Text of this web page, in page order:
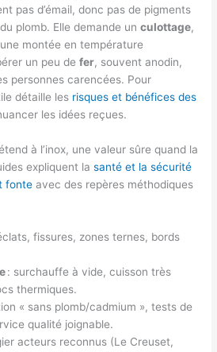
pas d’émail, donc pas de pigments
plomb. Elle demande unculottage,
montée en température
un peu defer, souvent anodin,
personnes carencées. Pour
détaille les risques et bénéfices des
les idées reçues.
à l’inox, une valeur sûre quand la
expliquent lasanté et la sécurité
fonte avec des repères méthodiques
fissures, zones ternes, bords
: surchauffe à vide, cuisson très
thermiques.
« sans plomb/cadmium », tests de
qualité joignable.
acteurs reconnus (Le Creuset,